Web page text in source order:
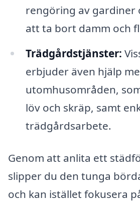
rengöring av gardiner
att ta bort damm och
Trädgårdstjänster:
erbjuder även hjälp
utomhusområden,
löv och skräp, samt
trädgårdsarbete.
Genom att anlita ett
slipper du den tunga
och kan istället fokusera